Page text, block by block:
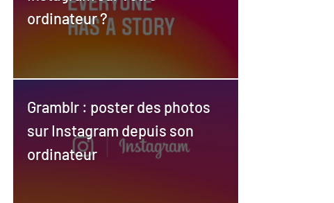
ordinateur ?
Gramblr : poster des photos
sur Instagram depuis son
ordinateur